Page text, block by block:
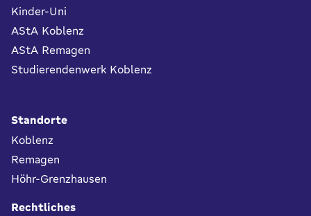
Kinder-Uni
AStA Koblenz
AStA Remagen
Studierendenwerk Koblenz
Standorte
Koblenz
Remagen
Höhr-Grenzhausen
Rechtliches